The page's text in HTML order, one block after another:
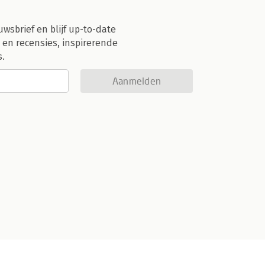
en blijf up-to-date
recensies, inspirerende
Aanmelden